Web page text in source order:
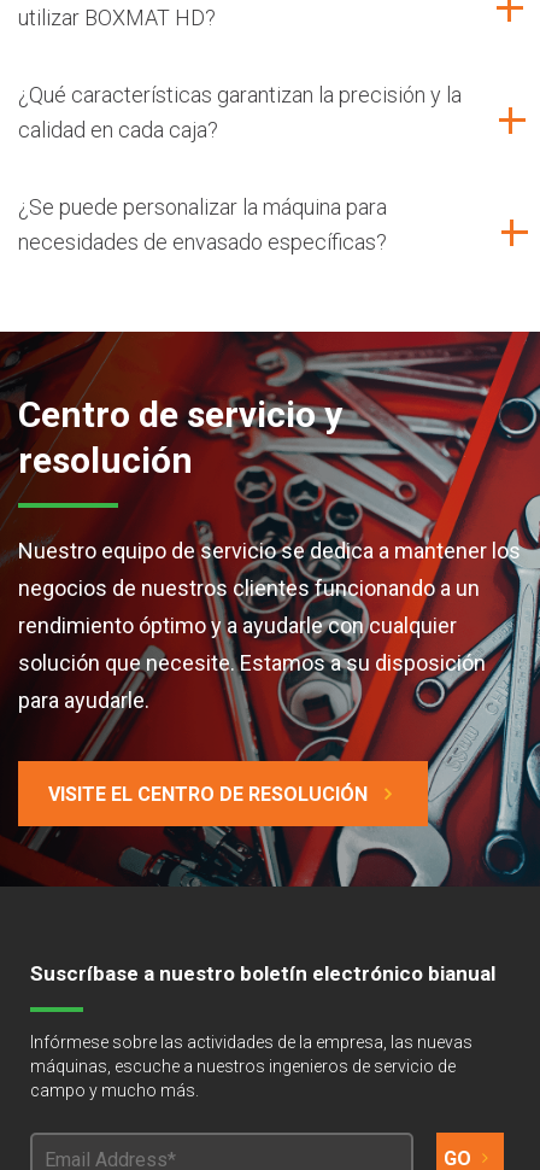
utilizar BOXMAT HD?
¿Qué características garantizan la precisión y la
calidad en cada caja?
¿Se puede personalizar la máquina para
necesidades de envasado específicas?
Centro de servicio y
resolución
Nuestro equipo de servicio se dedica a mantener los
negocios de nuestros clientes funcionando a un
rendimiento óptimo y a ayudarle con cualquier
solución que necesite. Estamos a su disposición
para ayudarle.
VISITE EL CENTRO DE RESOLUCIÓN
Suscríbase a nuestro boletín electrónico bianual
Infórmese sobre las actividades de la empresa, las nuevas
máquinas, escuche a nuestros ingenieros de servicio de
campo y mucho más.